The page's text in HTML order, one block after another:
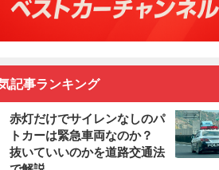
記事ランキング
赤灯だけでサイレンなしのパ
トカーは緊急車両なのか？
抜いていいのかを道路交通法